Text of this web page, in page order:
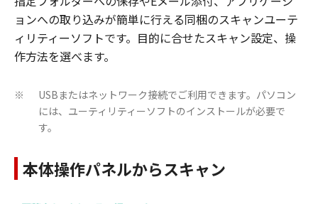
ョンへの取り込みが簡単に行える同梱のスキャンユーテ
ィリティーソフトです。目的に合せたスキャン設定、操
作方法を選べます。
※
USBまたはネットワーク接続でご利用できます。パソコン
には、ユーティリティーソフトのインストールが必要で
す。
本体操作パネルからスキャン